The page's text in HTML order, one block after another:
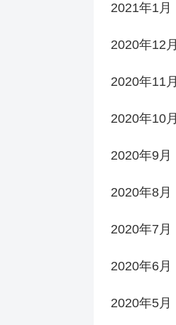
2021年1月
2020年12月
2020年11月
2020年10月
2020年9月
2020年8月
2020年7月
2020年6月
2020年5月